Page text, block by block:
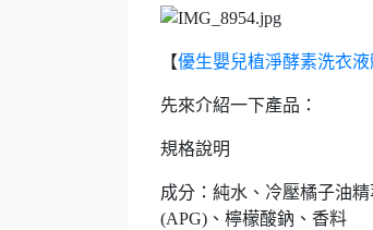
【優生嬰兒植淨酵素洗衣液
先來介紹一下產品：
規格說明
成分：純水、冷壓橘子油
(APG)、檸檬酸鈉、香料